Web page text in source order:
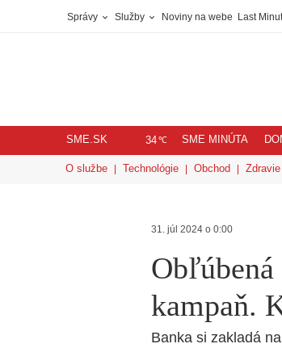
Správy Služby Noviny na webe Last
SME.SK 34℃ SME MINÚTA
O službe Technológie Obchod Zdravie
31. júl 2024 o 0:00
Obľúbená
kampaň.
Banka si zakladá